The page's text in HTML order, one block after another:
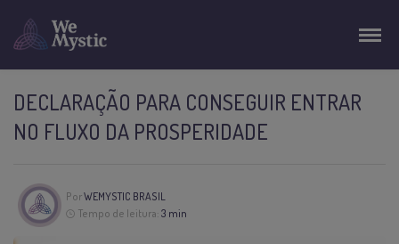
DECLARAÇÃO PARA CONSEGUIR ENTRAR
NO FLUXO DA PROSPERIDADE
PorWEMYSTIC BRASIL
Tempo de leitura: 3 min